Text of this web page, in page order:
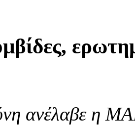
ανέλαβε η